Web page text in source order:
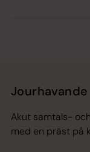
Akut samtals-
med en präst på